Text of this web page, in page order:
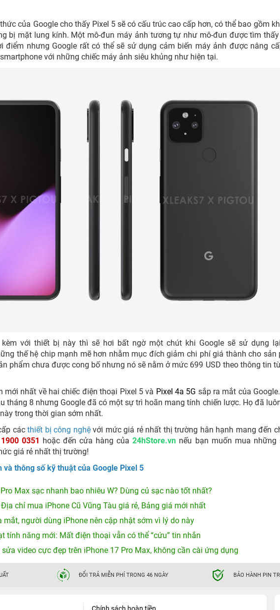
của Google cho thấy Pixel 5 sẽ có cấu trúc cao cấp hơn, có thể bao gồm
bị mặt lung kính. Một mô-đun máy ảnh tương tự như mô-đun được tìm
điểm nhưng Google rất có thể sẽ sử dụng cảm biến máy ảnh được nâng
với những chiếc máy ảnh siêu khủng như hiện tại.
với thiết bị này thì sẽ hơi bất ngờ một chút khi Google sẽ sử dụng
thế hệ chip mạnh mẽ hơn nhằm mục đích giảm chi phí giá thành cho sản
phẩm chưa được cong bố nhưng nó sẽ nằm ở mức 699 USD theo thông tin
mới nhất về hai chiếc điện thoại Pixel 5 và Pixel 4a 5G sắp ra mắt của
tháng 8 nhưng Google đã có một sự trì hoãn mang tính chiến lược. Họ đã
trong thời gian sớm nhất.
cácthiết bị công nghệvới mức giá rẻ nhất thị trường hân hạnh mang đến
0351 hoặc đến cửa hàng của24hStore.vn nếu bạn muốn mua những
giá rẻ nhất thị trường!
và thông số kỹ thuật của Google Pixel 5
Max sạc nhanh bao nhiêu W? Dùng củ sạc nào tốt nhất?
chỉ mua iPhone Cũ Vũng Tàu giá rẻ, Bảng giá mới nhất
mắt, người dùng iPhone nên cập nhật sớm vì lý do này
tính năng mới: Mất điện thoại vẫn có thể “cứu” tin nhắn
sửa video cực đẹp trên iPhone 17 Pro Max, không cần cài ứng dụng
ĐỔI TRẢ MIỄN PHÍ TRONG 46 NGÀY BẢO HÀNH PIN